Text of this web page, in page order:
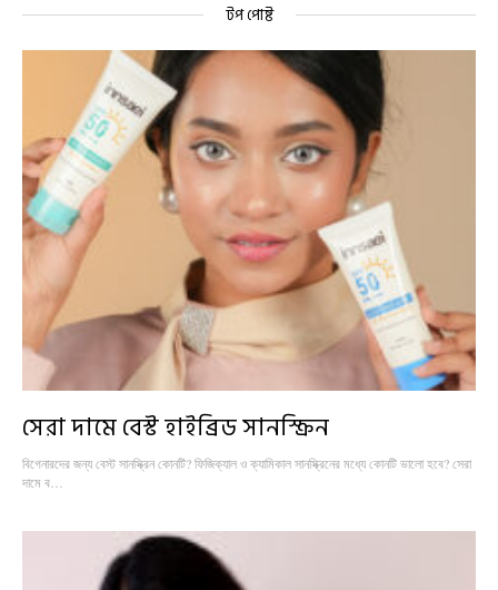
টপ পোষ্ট
সেরা দামে বেস্ট হাইব্রিড সানস্ক্রিন
বিগেনারদের জন্য বেস্ট সানস্ক্রিন কোনটি? ফিজিক্যাল ও ক্যামিকাল সানস্ক্রিনের মধ্যে কোনটি ভালো হবে? সেরা
দামে ব…